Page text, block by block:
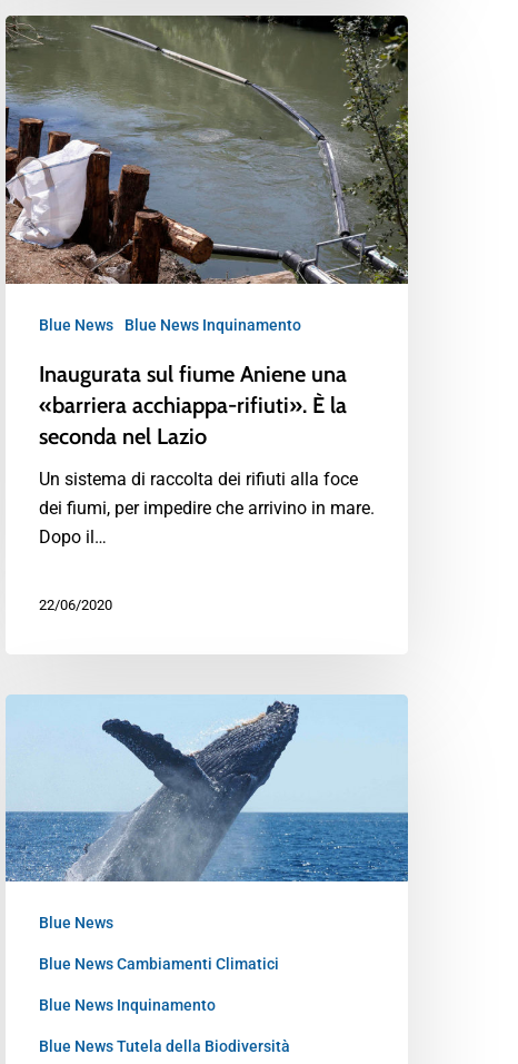
Blue News Blue News Inquinamento
Inaugurata sul fiume Aniene una
«barriera acchiappa-rifiuti». È la
seconda nel Lazio
Un sistema di raccolta dei rifiuti alla foce
dei fiumi, per impedire che arrivino in mare.
Dopo il…
22/06/2020
Blue News
Blue News Cambiamenti Climatici
Blue News Inquinamento
Blue News Tutela della Biodiversità